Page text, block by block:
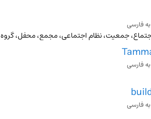
فارسی
جمعیت، نظام اجتماعی، مجمع، محفل،
فارسی
فارسی